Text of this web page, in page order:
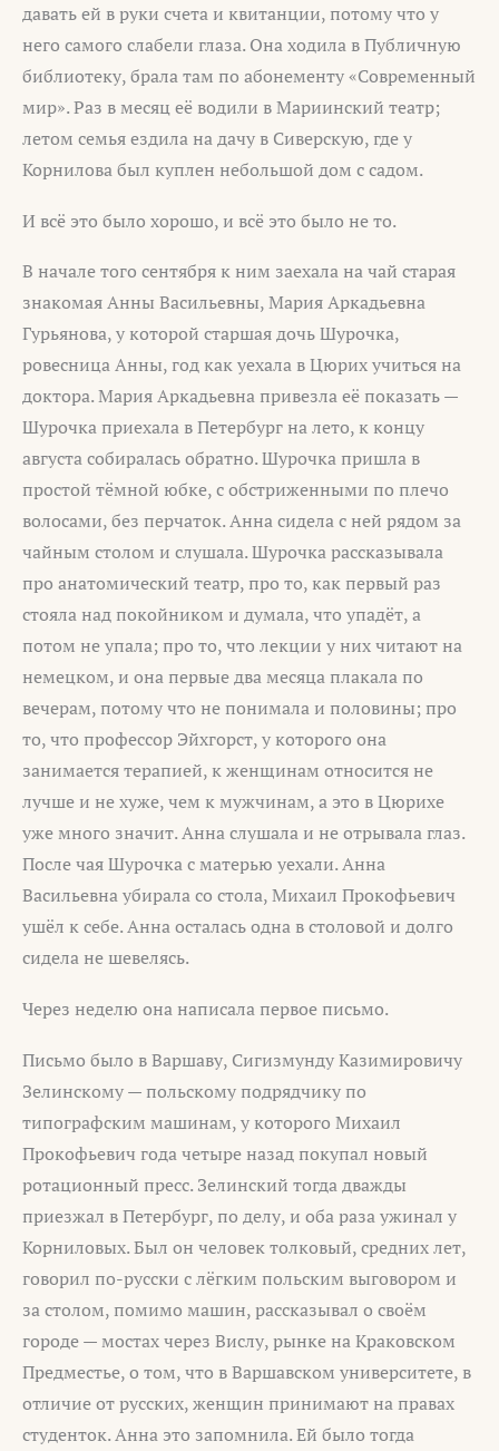
давать ей в руки счета и квитанции, потому что у
него самого слабели глаза. Она ходила в Публичную
библиотеку, брала там по абонементу «Современный
мир». Раз в месяц её водили в Мариинский театр;
летом семья ездила на дачу в Сиверскую, где у
Корнилова был куплен небольшой дом с садом.
И всё это было хорошо, и всё это было не то.
В начале того сентября к ним заехала на чай старая
знакомая Анны Васильевны, Мария Аркадьевна
Гурьянова, у которой старшая дочь Шурочка,
ровесница Анны, год как уехала в Цюрих учиться на
доктора. Мария Аркадьевна привезла её показать —
Шурочка приехала в Петербург на лето, к концу
августа собиралась обратно. Шурочка пришла в
простой тёмной юбке, с обстриженными по плечо
волосами, без перчаток. Анна сидела с ней рядом за
чайным столом и слушала. Шурочка рассказывала
про анатомический театр, про то, как первый раз
стояла над покойником и думала, что упадёт, а
потом не упала; про то, что лекции у них читают на
немецком, и она первые два месяца плакала по
вечерам, потому что не понимала и половины; про
то, что профессор Эйхгорст, у которого она
занимается терапией, к женщинам относится не
лучше и не хуже, чем к мужчинам, а это в Цюрихе
уже много значит. Анна слушала и не отрывала глаз.
После чая Шурочка с матерью уехали. Анна
Васильевна убирала со стола, Михаил Прокофьевич
ушёл к себе. Анна осталась одна в столовой и долго
сидела не шевелясь.
Через неделю она написала первое письмо.
Письмо было в Варшаву, Сигизмунду Казимировичу
Зелинскому — польскому подрядчику по
типографским машинам, у которого Михаил
Прокофьевич года четыре назад покупал новый
ротационный пресс. Зелинский тогда дважды
приезжал в Петербург, по делу, и оба раза ужинал у
Корниловых. Был он человек толковый, средних лет,
говорил по-русски с лёгким польским выговором и
за столом, помимо машин, рассказывал о своём
городе — мостах через Вислу, рынке на Краковском
Предместье, о том, что в Варшавском университете, в
отличие от русских, женщин принимают на правах
студенток. Анна это запомнила. Ей было тогда